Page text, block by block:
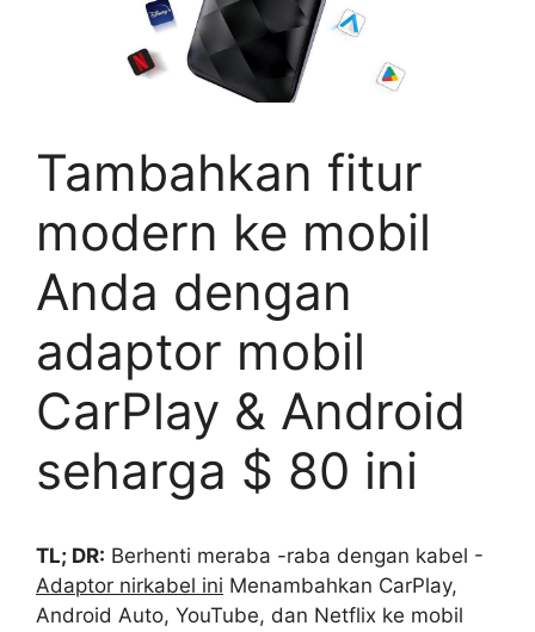
Tambahkan fitur
modern ke mobil
Anda dengan
adaptor mobil
CarPlay & Android
seharga $ 80 ini
TL; DR: Berhenti meraba -raba dengan kabel -
Adaptor nirkabel ini Menambahkan CarPlay,
Android Auto, YouTube, dan Netflix ke mobil